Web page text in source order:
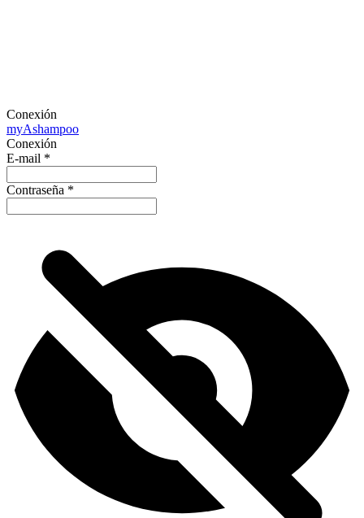
Conexión
myAshampoo
Conexión
E-mail *
Contraseña *